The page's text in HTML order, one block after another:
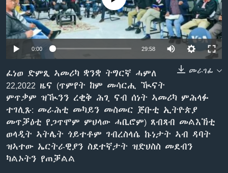
ቂሔ ጽልሚ
ቋንቋታት
0:00 29:58
መራገፊ
ፈነወ ድምጺ ኣመሪካ ቋንቋ ትግርኛ ሓምለ
22,2022 ዜና (ጥምየት ከም መሳርሒ ዂናት
ምጥቃም ዝዂንን ረቂቅ ሕጊ ናብ ሰነት ኣመሪካ ምሕላፉ
ተገሊጹ: መራሕቲ መካይን መስመር ጅቡቲ ኢትዮጵያ
መጥቓዕቲ የጋጥሞም ምህላው ሓቢሮም) ጸብጻብ መልእኽቲ
ወላዲት ኣትሌት ጎይተቶም ገብረስላሴ ኩነታት ኣብ ዳባት
ዝኣተው ኤርትራዊያን ስደተኛታት ዝድህስስ መደብን
ካልኦትን የጠቓልል